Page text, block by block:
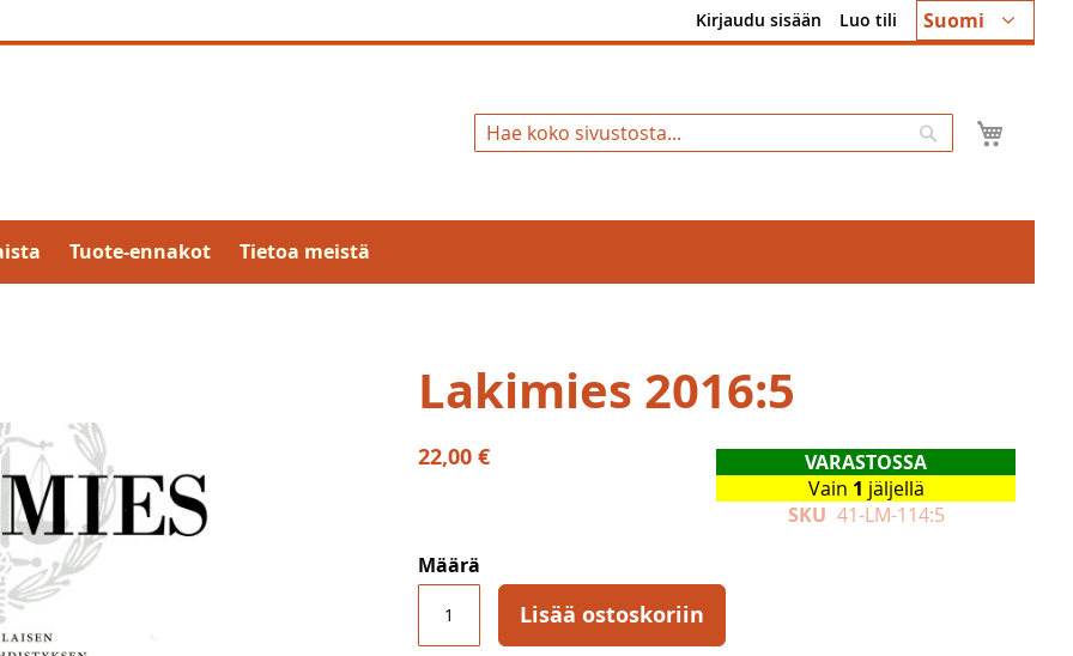
Kieli
Suomi
Kirjaudu sisään Luo tili
Hae
Tuote-ennakot Tietoa meistä
Lakimies 2016:5
22,00 €
VARASTOSSA
Vain 1 jäljellä
SKU 41-LM-114:5
Määrä
Lisää ostoskoriin